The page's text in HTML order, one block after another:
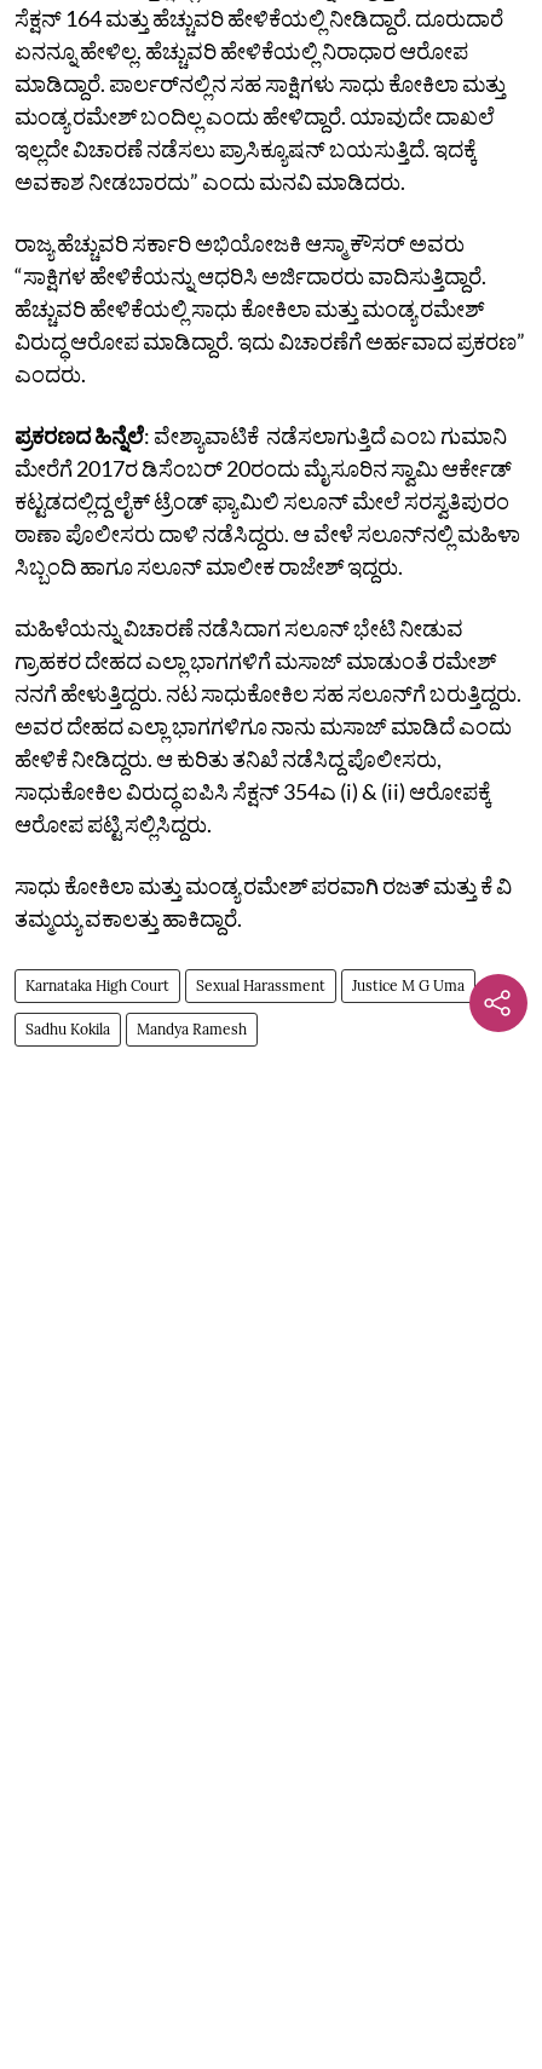
ಸೆಕ್ಷನ್‌ 164 ಮತ್ತು ಹೆಚ್ಚುವರಿ ಹೇಳಿಕೆಯಲ್ಲಿ ನೀಡಿದ್ದಾರೆ. ದೂರುದಾರೆ
ಏನನ್ನೂ ಹೇಳಿಲ್ಲ. ಹೆಚ್ಚುವರಿ ಹೇಳಿಕೆಯಲ್ಲಿ ನಿರಾಧಾರ ಆರೋಪ
ಮಾಡಿದ್ದಾರೆ. ಪಾರ್ಲರ್‌ನಲ್ಲಿನ ಸಹ ಸಾಕ್ಷಿಗಳು ಸಾಧು ಕೋಕಿಲಾ ಮತ್ತು
ಮಂಡ್ಯ ರಮೇಶ್‌ ಬಂದಿಲ್ಲ ಎಂದು ಹೇಳಿದ್ದಾರೆ. ಯಾವುದೇ ದಾಖಲೆ
ಇಲ್ಲದೇ ವಿಚಾರಣೆ ನಡೆಸಲು ಪ್ರಾಸಿಕ್ಯೂಷನ್‌ ಬಯಸುತ್ತಿದೆ. ಇದಕ್ಕೆ
ಅವಕಾಶ ನೀಡಬಾರದು” ಎಂದು ಮನವಿ ಮಾಡಿದರು.
ರಾಜ್ಯ ಹೆಚ್ಚುವರಿ ಸರ್ಕಾರಿ ಅಭಿಯೋಜಕಿ ಆಸ್ಮಾ ಕೌಸರ್‌ ಅವರು
“ಸಾಕ್ಷಿಗಳ ಹೇಳಿಕೆಯನ್ನು ಆಧರಿಸಿ ಅರ್ಜಿದಾರರು ವಾದಿಸುತ್ತಿದ್ದಾರೆ.
ಹೆಚ್ಚುವರಿ ಹೇಳಿಕೆಯಲ್ಲಿ ಸಾಧು ಕೋಕಿಲಾ ಮತ್ತು ಮಂಡ್ಯ ರಮೇಶ್‌
ವಿರುದ್ಧ ಆರೋಪ ಮಾಡಿದ್ದಾರೆ. ಇದು ವಿಚಾರಣೆಗೆ ಅರ್ಹವಾದ ಪ್ರಕರಣ”
ಎಂದರು.
ಪ್ರಕರಣದ ಹಿನ್ನೆಲೆ: ವೇಶ್ಯಾವಾಟಿಕೆ ನಡೆಸಲಾಗುತ್ತಿದೆ ಎಂಬ ಗುಮಾನಿ
ಮೇರೆಗೆ 2017ರ ಡಿಸೆಂಬರ್‌ 20ರಂದು ಮೈಸೂರಿನ ಸ್ವಾಮಿ ಆರ್ಕೇಡ್‌
ಕಟ್ಟಡದಲ್ಲಿದ್ದ ಲೈಕ್ ಟ್ರೆಂಡ್ ಫ್ಯಾಮಿಲಿ ಸಲೂನ್ ಮೇಲೆ ಸರಸ್ವತಿಪುರಂ
ಠಾಣಾ ಪೊಲೀಸರು ದಾಳಿ ನಡೆಸಿದ್ದರು. ಆ ವೇಳೆ ಸಲೂನ್‌ನಲ್ಲಿ ಮಹಿಳಾ
ಸಿಬ್ಬಂದಿ ಹಾಗೂ ಸಲೂನ್ ಮಾಲೀಕ ರಾಜೇಶ್ ಇದ್ದರು.
ಮಹಿಳೆಯನ್ನು ವಿಚಾರಣೆ ನಡೆಸಿದಾಗ ಸಲೂನ್ ಭೇಟಿ ನೀಡುವ
ಗ್ರಾಹಕರ ದೇಹದ ಎಲ್ಲಾ ಭಾಗಗಳಿಗೆ ಮಸಾಜ್ ಮಾಡುಂತೆ ರಮೇಶ್
ನನಗೆ ಹೇಳುತ್ತಿದ್ದರು. ನಟ ಸಾಧುಕೋಕಿಲ ಸಹ ಸಲೂನ್‌ಗೆ ಬರುತ್ತಿದ್ದರು.
ಅವರ ದೇಹದ ಎಲ್ಲಾ ಭಾಗಗಳಿಗೂ ನಾನು ಮಸಾಜ್ ಮಾಡಿದೆ ಎಂದು
ಹೇಳಿಕೆ ನೀಡಿದ್ದರು. ಆ ಕುರಿತು ತನಿಖೆ ನಡೆಸಿದ್ದ ಪೊಲೀಸರು,
ಸಾಧುಕೋಕಿಲ ವಿರುದ್ಧ ಐಪಿಸಿ ಸೆಕ್ಷನ್ 354ಎ (i) & (ii) ಆರೋಪಕ್ಕೆ
ಆರೋಪ ಪಟ್ಟಿ ಸಲ್ಲಿಸಿದ್ದರು.
ಸಾಧು ಕೋಕಿಲಾ ಮತ್ತು ಮಂಡ್ಯ ರಮೇಶ್‌ ಪರವಾಗಿ ರಜತ್‌ ಮತ್ತು ಕೆ ವಿ
ತಮ್ಮಯ್ಯ ವಕಾಲತ್ತು ಹಾಕಿದ್ದಾರೆ.
Karnataka High Court Sexual Harassment Justice M G Uma
Sadhu Kokila Mandya Ramesh